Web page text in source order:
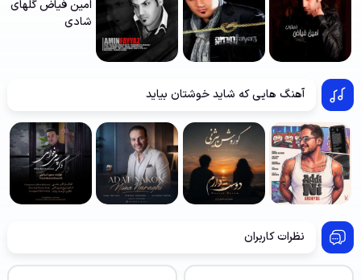
آهنگ هایی که شاید خوشتان بیاید
نظرات کاربران